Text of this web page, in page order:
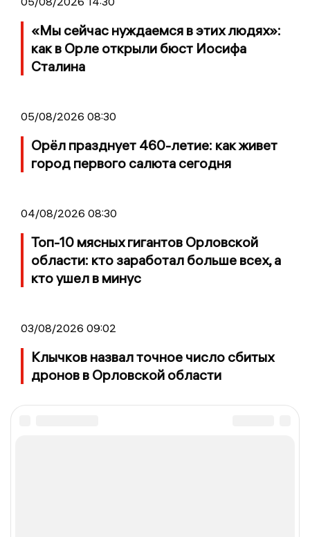
«Мы сейчас нуждаемся в этих людях»:
как в Орле открыли бюст Иосифа
Сталина
05/08/2026 08:30
Орёл празднует 460-летие: как живет
город первого салюта сегодня
04/08/2026 08:30
Топ-10 мясных гигантов Орловской
области: кто заработал больше всех, а
кто ушел в минус
03/08/2026 09:02
Клычков назвал точное число сбитых
дронов в Орловской области